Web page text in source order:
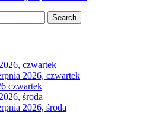
Search
czwartek
2026, czwartek
czwartek
środa
2026, środa